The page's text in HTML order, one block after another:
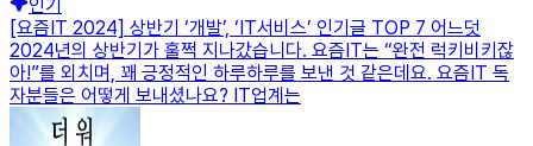
인기
[요즘IT 2024] 상반기 ‘개발’, ‘IT서비스’ 인기글 TOP 7 어느덧
2024년의 상반기가 훌쩍 지나갔습니다. 요즘IT는 “완전 럭키비키잖
아!”를 외치며, 꽤 긍정적인 하루하루를 보낸 것 같은데요. 요즘IT 독
자분들은 어떻게 보내셨나요? IT업계는